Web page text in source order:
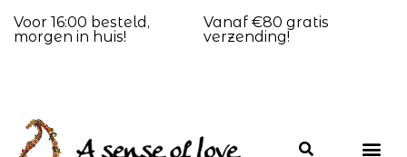
Voor 16:00 besteld,
morgen in huis!
Vanaf €80 gratis
verzending!